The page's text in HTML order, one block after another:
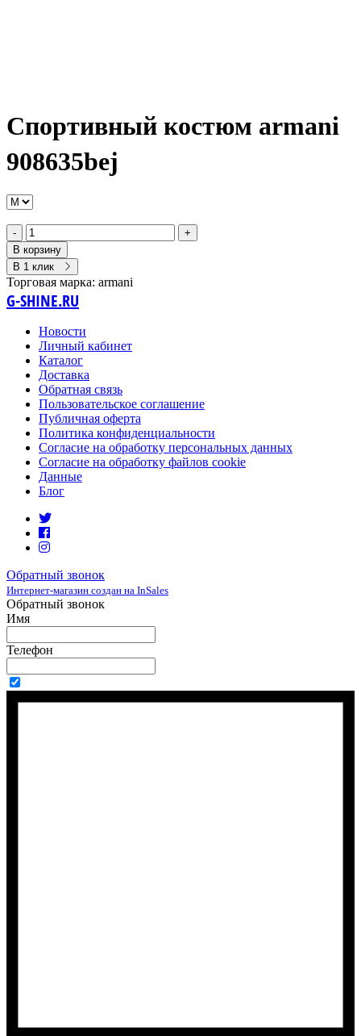
Спортивный костюм armani
908635bej
-
+
В корзину
В 1 клик
Торговая марка: armani
G-SHINE.RU
Новости
Личный кабинет
Каталог
Доставка
Обратная связь
Пользовательское соглашение
Публичная оферта
Политика конфиденциальности
Согласие на обработку персональных данных
Согласие на обработку файлов cookie
Данные
Блог
Обратный звонок
Интернет-магазин создан на InSales
Обратный звонок
Имя
Телефон